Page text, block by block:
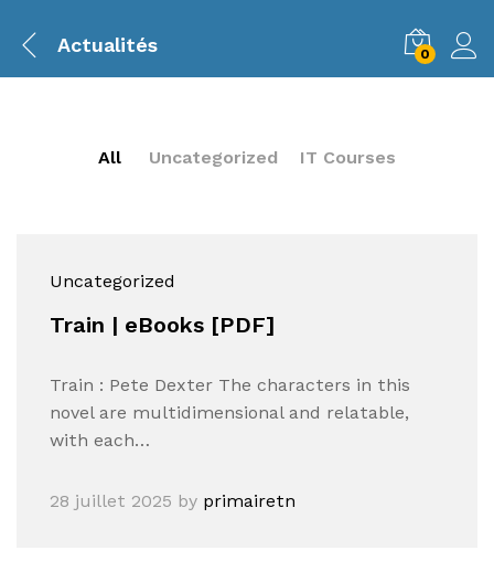
Actualités 0
All Uncategorized IT Courses
Uncategorized
Train | eBooks [PDF]
Train : Pete Dexter The characters in this
novel are multidimensional and relatable,
with each…
28 juillet 2025 by primairetn